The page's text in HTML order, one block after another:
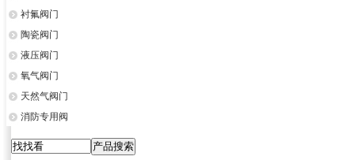
衬氟阀门
陶瓷阀门
液压阀门
氧气阀门
天然气阀门
消防专用阀